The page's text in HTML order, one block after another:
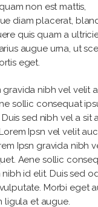
non est mattis,
diam placerat,
quis quam a
augue urna, ut
eget.
gravida nibh vel velit
sollic consequat
sed nibh vel a sit
Ipsn vel velit
Ipsn gravida nibh
Aene sollic
nibh id elit. Duis sed
Morbi eget
ligula et augue.